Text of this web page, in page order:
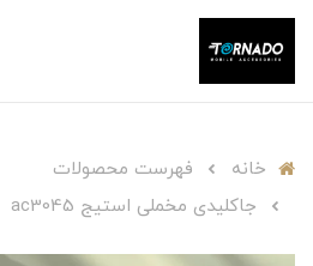
خانه
فهرست محصولات
جاکلیدی مخملی استیج ac3045